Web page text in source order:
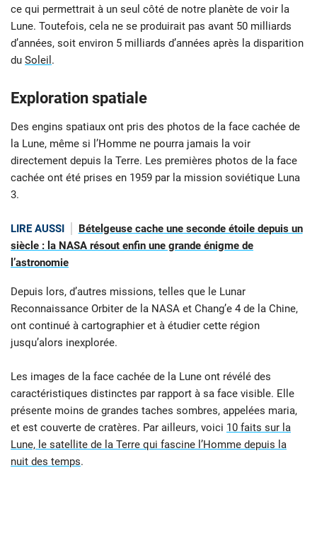
ce qui permettrait à un seul côté de notre planète de voir la
Lune. Toutefois, cela ne se produirait pas avant 50 milliards
d’années, soit environ 5 milliards d’années après la disparition
du Soleil .
Exploration spatiale
Des engins spatiaux ont pris des photos de la face cachée de
la Lune, même si l’Homme ne pourra jamais la voir
directement depuis la Terre. Les premières photos de la face
cachée ont été prises en 1959 par la mission soviétique Luna
3.
LIRE AUSSI
Bételgeuse cache une seconde étoile depuis un
siècle : la NASA résout enfin une grande énigme de
l’astronomie
Depuis lors, d’autres missions, telles que le Lunar
Reconnaissance Orbiter de la NASA et Chang’e 4 de la Chine,
ont continué à cartographier et à étudier cette région
jusqu’alors inexplorée.
Les images de la face cachée de la Lune ont révélé des
caractéristiques distinctes par rapport à sa face visible. Elle
présente moins de grandes taches sombres, appelées maria,
et est couverte de cratères. Par ailleurs, voici 10 faits sur la
Lune, le satellite de la Terre qui fascine l’Homme depuis la
nuit des temps.